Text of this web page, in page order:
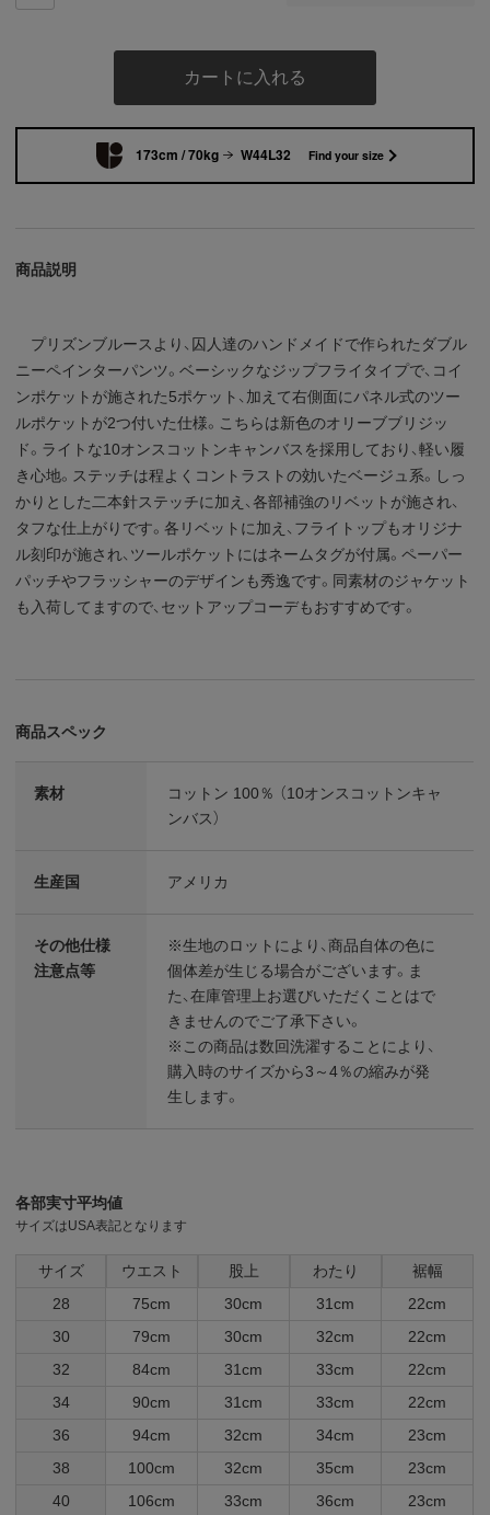
カートに入れる
173cm / 70kg W44L32 Find your size
商品説明
プリズンブルースより、囚人達のハンドメイドで作られたダブル
ニーペインターパンツ。ベーシックなジップフライタイプで、コイ
ンポケットが施された5ポケット、加えて右側面にパネル式のツー
ルポケットが2つ付いた仕様。こちらは新色のオリーブブリジッ
ド。ライトな10オンスコットンキャンバスを採用しており、軽い履
き心地。ステッチは程よくコントラストの効いたベージュ系。しっ
かりとした二本針ステッチに加え、各部補強のリベットが施され、
タフな仕上がりです。各リベットに加え、フライトップもオリジナ
ル刻印が施され、ツールポケットにはネームタグが付属。ペーパー
パッチやフラッシャーのデザインも秀逸です。同素材のジャケット
も入荷してますので、セットアップコーデもおすすめです。
商品スペック
素材
コットン 100％ （10オンスコットンキャ
ンバス）
生産国 アメリカ
その他仕様
注意点等
※生地のロットにより、商品自体の色に
個体差が生じる場合がございます。ま
た、在庫管理上お選びいただくことはで
きませんのでご了承下さい。
※この商品は数回洗濯することにより、
購入時のサイズから3～4％の縮みが発
生します。
各部実寸平均値
サイズはUSA表記となります
サイズ ウエスト 股上 わたり
裾幅
28
75cm 30cm 31cm
22cm
30
79cm 30cm 32cm
22cm
32
84cm 31cm 33cm
22cm
34
90cm 31cm 33cm
22cm
36
94cm 32cm 34cm
23cm
38
100cm 32cm 35cm
23cm
40
106cm 33cm 36cm 23cm